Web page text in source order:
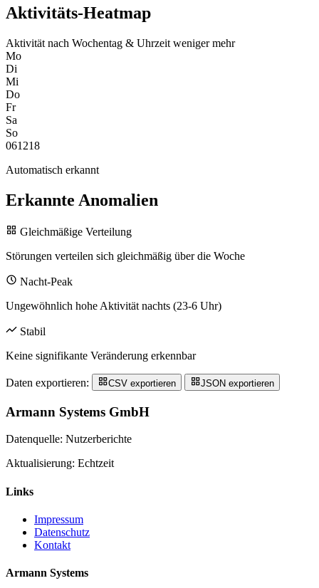
Aktivitäts-Heatmap
Aktivität nach Wochentag & Uhrzeit wenigermehr
Mo
Di
Mi
Do
Fr
Sa
So
061218
Automatisch erkannt
Erkannte Anomalien
Gleichmäßige Verteilung
Störungen verteilen sich gleichmäßig über die Woche
Nacht-Peak
Ungewöhnlich hohe Aktivität nachts (23-6 Uhr)
Stabil
Keine signifikante Veränderung erkennbar
Daten exportieren: CSV exportieren JSON exportieren
Armann Systems GmbH
Datenquelle: Nutzerberichte
Aktualisierung: Echtzeit
Links
Impressum
Datenschutz
Kontakt
Armann Systems